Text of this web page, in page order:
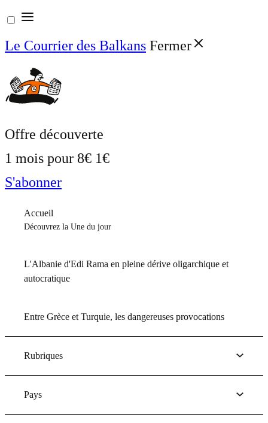
Aller
au
contenu
Le Courrier des Balkans Fermer
Offre découverte
1 mois pour 8€ 1€
S'abonner
Accueil
Découvrez la Une du jour
L'Albanie d'Edi Rama en pleine dérive oligarchique et
autocratique
Entre Grèce et Turquie, les dangereuses provocations
Rubriques
Pays